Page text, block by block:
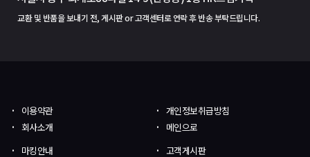
교환 및 반품을 보내기 전, 게시판 or 고객센터로 연락 후 반송 부탁드립니다.
이용약관
개인정보취급방침
회사소개
메인으로
마킹안내
고객게시판